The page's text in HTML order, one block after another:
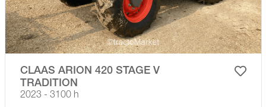
CLAAS ARION 420 STAGE V
TRADITION
2023 - 3100 h